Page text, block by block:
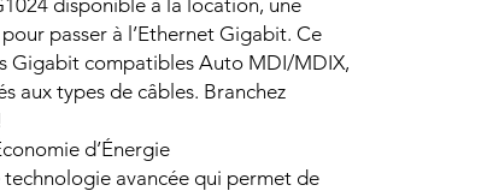
disponible à la location, une
passer à l’Ethernet Gigabit. Ce
Gigabit compatibles Auto MDI/MDIX,
aux types de câbles. Branchez
d’Énergie
technologie avancée qui permet de